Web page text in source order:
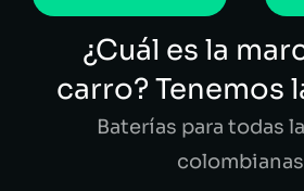
¿Cuál es la
carro? Tenemos
Baterías para todas